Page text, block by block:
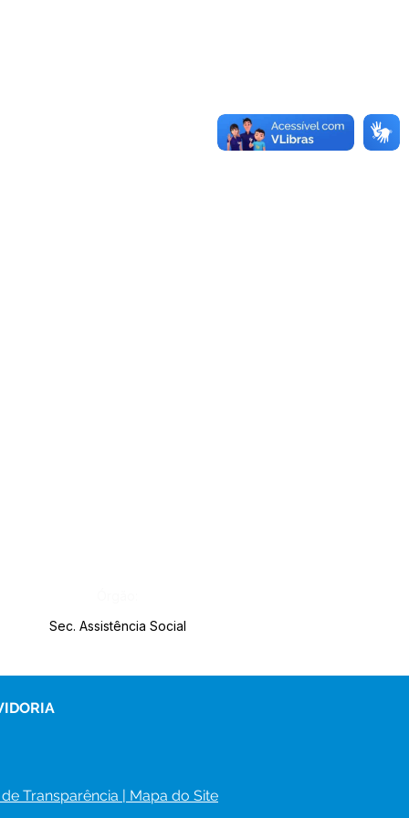
Sec. Assistência Social
Transparência | Mapa do Site